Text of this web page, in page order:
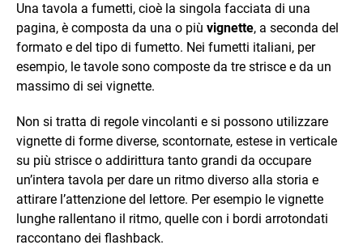
Una tavola a fumetti, cioè la singola facciata di una
pagina, è composta da una o più vignette, a seconda del
formato e del tipo di fumetto. Nei fumetti italiani, per
esempio, le tavole sono composte da tre strisce e da un
massimo di sei vignette.
Non si tratta di regole vincolanti e si possono utilizzare
vignette di forme diverse, scontornate, estese in verticale
su più strisce o addirittura tanto grandi da occupare
un’intera tavola per dare un ritmo diverso alla storia e
attirare l’attenzione del lettore. Per esempio le vignette
lunghe rallentano il ritmo, quelle con i bordi arrotondati
raccontano dei flashback.